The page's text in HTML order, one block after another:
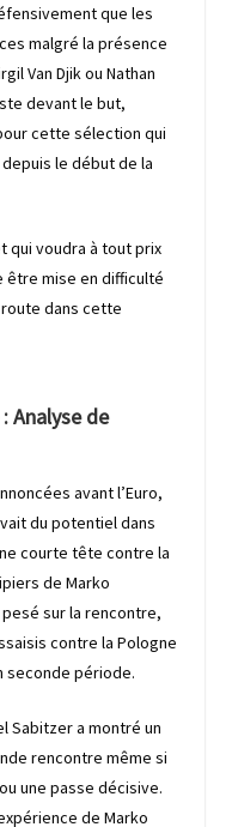
que les
malgré la présence
Van Djik ou Nathan
devant le but,
cette sélection qui
le début de la
qui voudra à tout prix
être mise en difficulté
dans cette
Analyse de
avant l’Euro,
du potentiel dans
courte tête contre la
de Marko
sur la rencontre,
contre la Pologne
seconde période.
Sabitzer a montré un
rencontre même si
une passe décisive.
de Marko